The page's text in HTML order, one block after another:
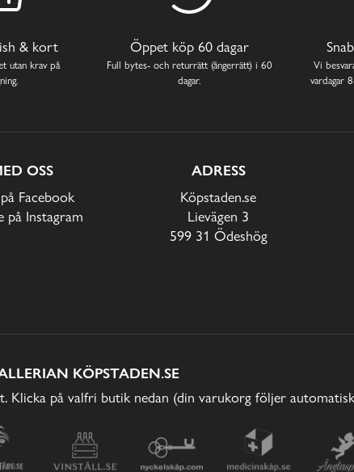
& kort
utan krav på
Öppet köp 60 dagar
Full bytes- och returrätt (ångerrätt) i 60
dagar.
Vi
vardagar
OSS
Facebook
på Instagram
ADRESS
Köpstaden.se
Lievägen 3
599 31 Ödeshög
KÖPSTADEN.SE
Klicka på valfri butik nedan (din varukorg följer